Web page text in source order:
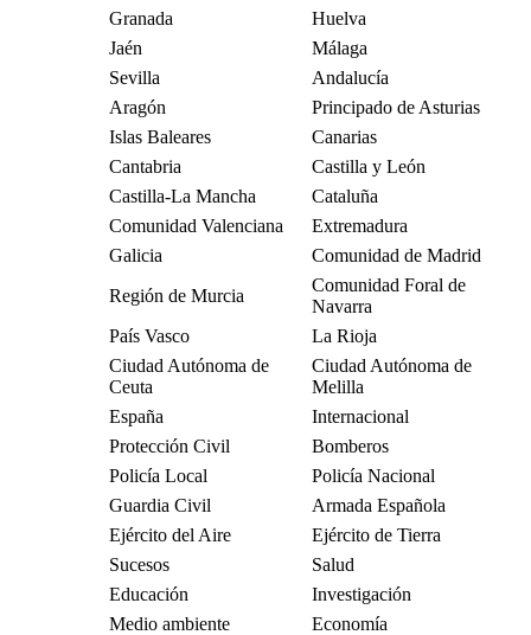
Granada
Huelva
Jaén
Málaga
Sevilla
Andalucía
Aragón
Principado de Asturias
Islas Baleares
Canarias
Cantabria
Castilla y León
Castilla-La Mancha
Cataluña
Comunidad Valenciana
Extremadura
Galicia
Comunidad de Madrid
Región de Murcia
Comunidad Foral de
Navarra
País Vasco
La Rioja
Ciudad Autónoma de
Ceuta
Ciudad Autónoma de
Melilla
España
Internacional
Protección Civil
Bomberos
Policía Local
Policía Nacional
Guardia Civil
Armada Española
Ejército del Aire
Ejército de Tierra
Sucesos
Salud
Educación
Investigación
Medio ambiente
Economía